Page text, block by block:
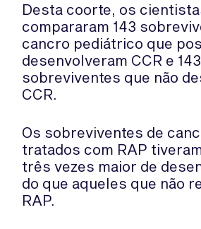
Desta coorte, os
compararam 143
cancro pediátrico que
desenvolveram CCR e 143
sobreviventes que não
CCR.
Os sobreviventes de
tratados com RAP
três vezes maior de
do que aqueles que não
RAP.